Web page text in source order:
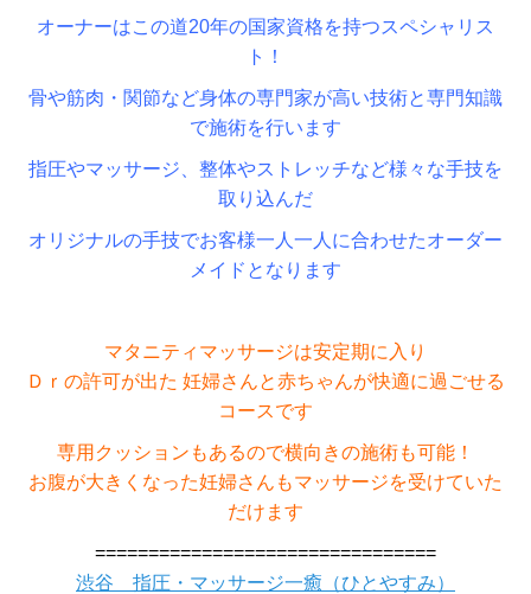
オーナーはこの道20年の国家資格を持つスペシャリス
ト！
骨や筋肉・関節など身体の専門家が高い技術と専門知識
で施術を行います
指圧やマッサージ、整体やストレッチなど様々な手技を
取り込んだ
オリジナルの手技でお客様一人一人に合わせたオーダー
メイドとなります
マタニティマッサージは安定期に入り
Ｄｒの許可が出た 妊婦さんと赤ちゃんが快適に過ごせる
コースです
専用クッションもあるので横向きの施術も可能！
お腹が大きくなった妊婦さんもマッサージを受けていた
だけます
================================
渋谷 指圧・マッサージ一癒（ひとやすみ）